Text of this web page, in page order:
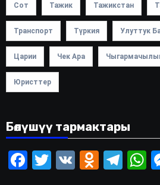
Сот Тажик Тажикстан
Транспорт Түркия Улуттук
Царии Чек Ара
Юристтер
Бөлүшүү тармактары
Facebook
Twitter
VK